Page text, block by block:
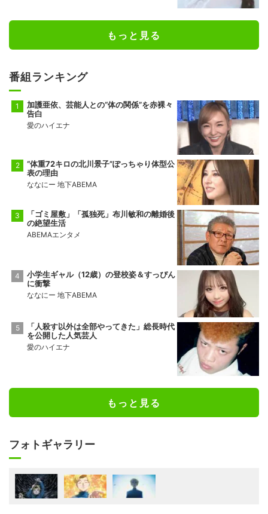
もっと見る
番組ランキング
加護亜依、芸能人との“体の関係”を赤裸々
告白
愛のハイエナ
“体重72キロの北川景子”ぽっちゃり体型公
表の理由
ななにー 地下ABEMA
「ゴミ屋敷」「孤独死」布川敏和の離婚後
の絶望生活
ABEMAエンタメ
小学生ギャル（12歳）の登校姿＆すっぴん
に衝撃
ななにー 地下ABEMA
「人殺す以外は全部やってきた」総長時代
を公開した人気芸人
愛のハイエナ
もっと見る
フォトギャラリー